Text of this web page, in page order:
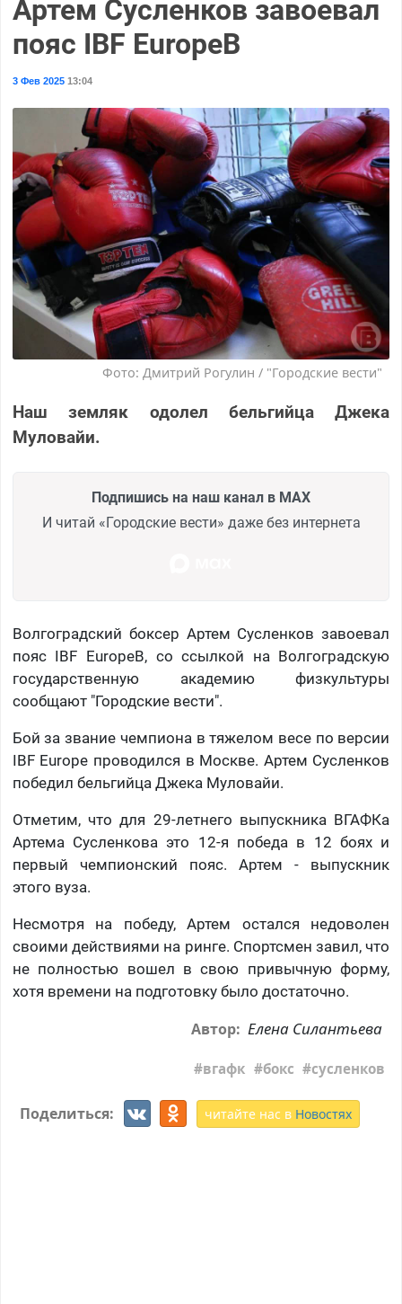
Артем Сусленков завоевал
пояс IBF EuropeВ
3 Фев 202513:04
Фото: Дмитрий Рогулин / "Городские вести"
Наш земляк одолел бельгийца Джека
Муловайи.
Подпишись на наш канал в MAX
И читай «Городские вести» даже без интернета
Волгоградский боксер Артем Сусленков завоевал
пояс IBF EuropeВ, со ссылкой на Волгоградскую
государственную академию физкультуры
сообщают "Городские вести".
Бой за звание чемпиона в тяжелом весе по версии
IBF Europe проводился в Москве. Артем Сусленков
победил бельгийца Джека Муловайи.
Отметим, что для 29-летнего выпускника ВГАФКа
Артема Сусленкова это 12-я победа в 12 боях и
первый чемпионский пояс. Артем - выпускник
этого вуза.
Несмотря на победу, Артем остался недоволен
своими действиями на ринге. Спортсмен завил, что
не полностью вошел в свою привычную форму,
хотя времени на подготовку было достаточно.
Автор: Елена Силантьева
вгафк бокс сусленков
Поделиться: читайте нас в Новостях